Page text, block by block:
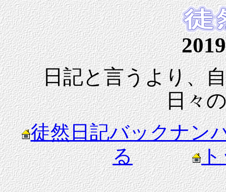
日記と言うより、
日々
徒然日記バックナン
る
ト